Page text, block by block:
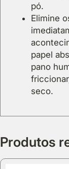
pó.
Elimine
papel
pano
seco.
Produtos